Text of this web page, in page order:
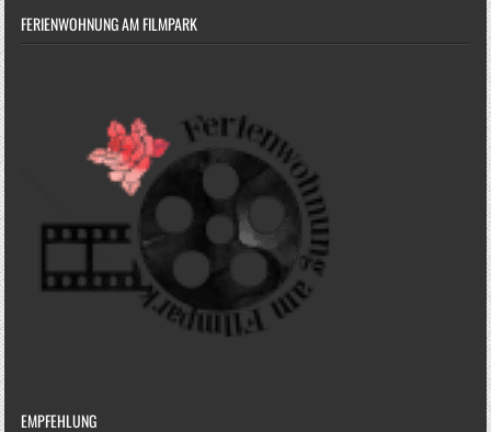
FERIENWOHNUNG AM FILMPARK
EMPFEHLUNG